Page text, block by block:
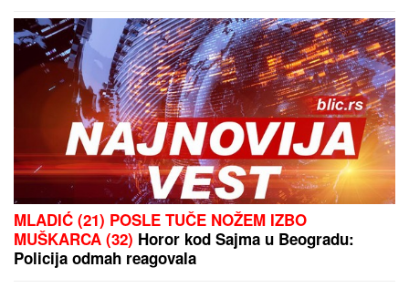
MLADIĆ (21) POSLE TUČE NOŽEM IZBO
MUŠKARCA (32) Horor kod Sajma u Beogradu:
Policija odmah reagovala